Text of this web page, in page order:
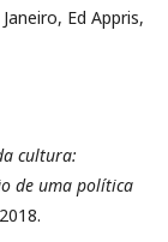
Ed Appris,
cultura:
de uma política